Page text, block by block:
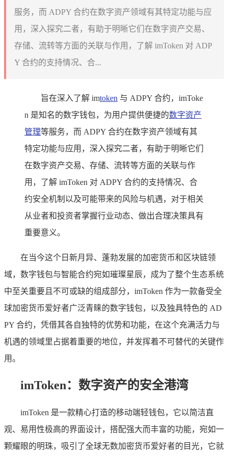
服务，而 ADPY 合约在数字资产领域有其特定功能与应
用，深入探究二者，有助于明晰它们在数字资产交易、
存储、流转等方面的关联与作用，了解 imToken 对 ADP
Y 合约的支持情况、合...
旨在深入了解 imtoken 与 ADPY 合约，imToke
n 是知名的数字钱包，为用户提供便捷的数字资产
管理等服务，而 ADPY 合约在数字资产领域有其
特定功能与应用，深入探究二者，有助于明晰它们
在数字资产交易、存储、流转等方面的关联与作
用，了解 imToken 对 ADPY 合约的支持情况、合
约安全机制以及可能带来的风险与机遇，对于相关
从业者和投资者掌握行业动态、做出合理决策具有
重要意义。
在当今这个日新月异、蓬勃发展的加密货币和区块链领
域，数字钱包与智能合约宛如璀璨星辰，成为了整个生态系统
中至关重要且不可或缺的组成部分，imToken 作为一款备受全
球加密货币爱好者广泛青睐的数字钱包，以及独具特色的 AD
PY 合约，凭借其各自独特的优势和功能，在这个充满活力与
机遇的领域里占据着重要的地位，并发挥着不可替代的关键作
用。
imToken：数字资产的安全港湾
imToken 是一款精心打造的移动端轻钱包，它以简洁直
观、易用性极高的界面设计，搭配强大而丰富的功能，宛如一
颗耀眼的明珠，吸引了全球无数加密货币爱好者的目光，它就